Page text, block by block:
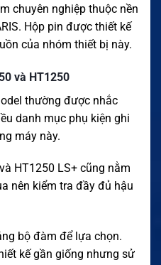
chuyên nghiệp thuộc nền
Hộp pin được thiết kế
của nhóm thiết bị này.
và HT1250
thường được nhắc
danh mục phụ kiện ghi
máy này.
HT1250 LS+ cũng nằm
nên kiểm tra đầy đủ hậu
bộ đàm để lựa chọn.
kế gần giống nhưng sử